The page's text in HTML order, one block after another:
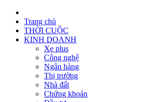
Trang chủ
THỜI CUỘC
KINH DOANH
Xe plus
Công nghệ
Ngân hàng
Thị trường
Nhà đất
Chứng khoán